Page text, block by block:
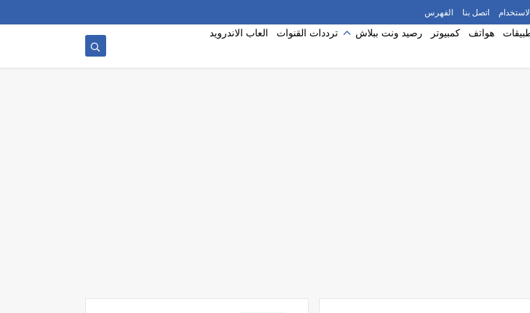
اتصل بنا الفهرس
هواتف كمبيوتر رصيد ونت ببلاش ترددات القنوات العاب الاندرويد